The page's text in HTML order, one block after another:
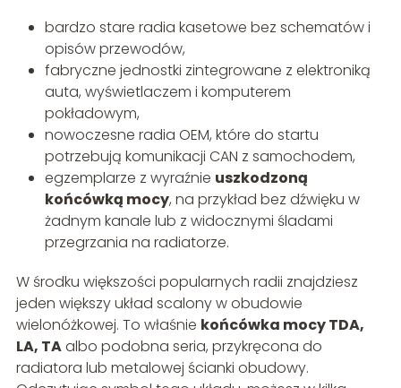
bardzo stare radia kasetowe bez schematów i
opisów przewodów,
fabryczne jednostki zintegrowane z elektroniką
auta, wyświetlaczem i komputerem
pokładowym,
nowoczesne radia OEM, które do startu
potrzebują komunikacji CAN z samochodem,
egzemplarze z wyraźnie uszkodzoną
końcówką mocy, na przykład bez dźwięku w
żadnym kanale lub z widocznymi śladami
przegrzania na radiatorze.
W środku większości popularnych radii znajdziesz
jeden większy układ scalony w obudowie
wielonóżkowej. To właśnie końcówka mocy TDA,
LA, TAalbo podobna seria, przykręcona do
radiatora lub metalowej ścianki obudowy.